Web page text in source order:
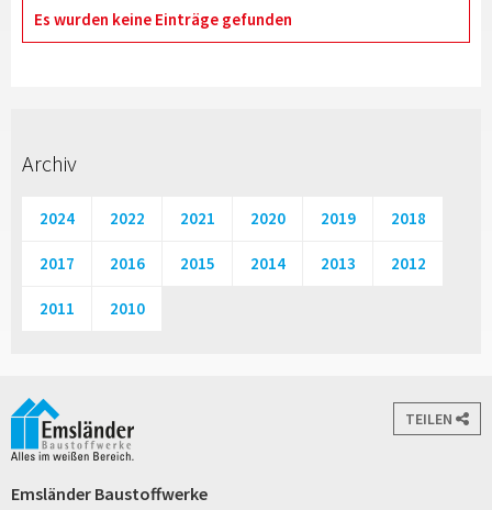
Es wurden keine Einträge gefunden
Archiv
2024 2022 2021 2020 2019 2018
2017 2016 2015 2014 2013 2012
2011 2010
TEILEN
Emsländer Baustoffwerke